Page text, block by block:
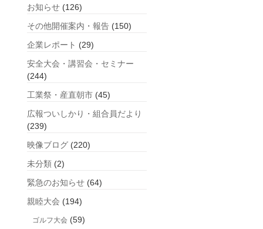
お知らせ (126)
その他開催案内・報告 (150)
企業レポート (29)
安全大会・講習会・セミナー
(244)
工業祭・産直朝市 (45)
広報ついしかり・組合員だより
(239)
映像ブログ (220)
未分類 (2)
緊急のお知らせ (64)
親睦大会 (194)
ゴルフ大会 (59)